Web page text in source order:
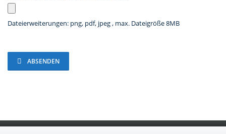
Dateierweiterungen: png, pdf, jpeg , max. Dateigröße 8MB
ABSENDEN